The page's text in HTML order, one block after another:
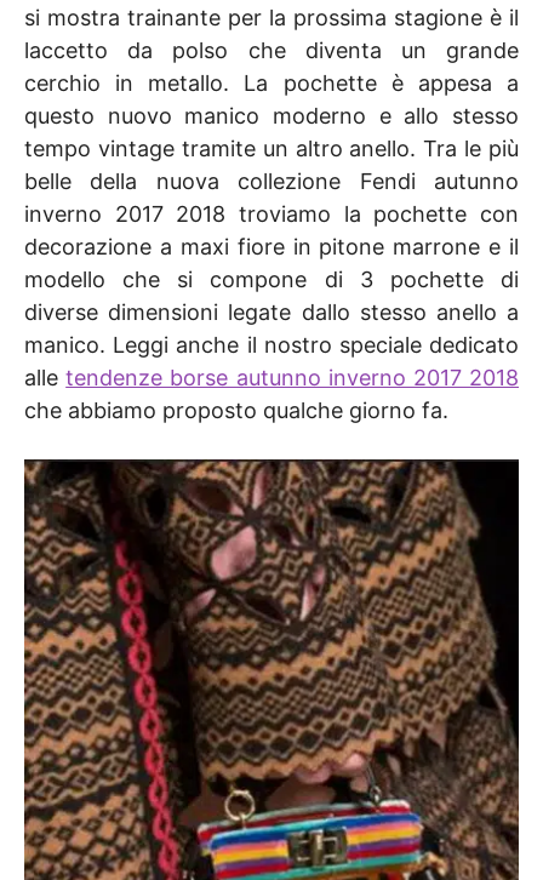
si mostra trainante per la prossima stagione è il
laccetto da polso che diventa un grande
cerchio in metallo. La pochette è appesa a
questo nuovo manico moderno e allo stesso
tempo vintage tramite un altro anello. Tra le più
belle della nuova collezione Fendi autunno
inverno 2017 2018 troviamo la pochette con
decorazione a maxi fiore in pitone marrone e il
modello che si compone di 3 pochette di
diverse dimensioni legate dallo stesso anello a
manico. Leggi anche il nostro speciale dedicato
alletendenze borse autunno inverno 2017 2018
che abbiamo proposto qualche giorno fa.